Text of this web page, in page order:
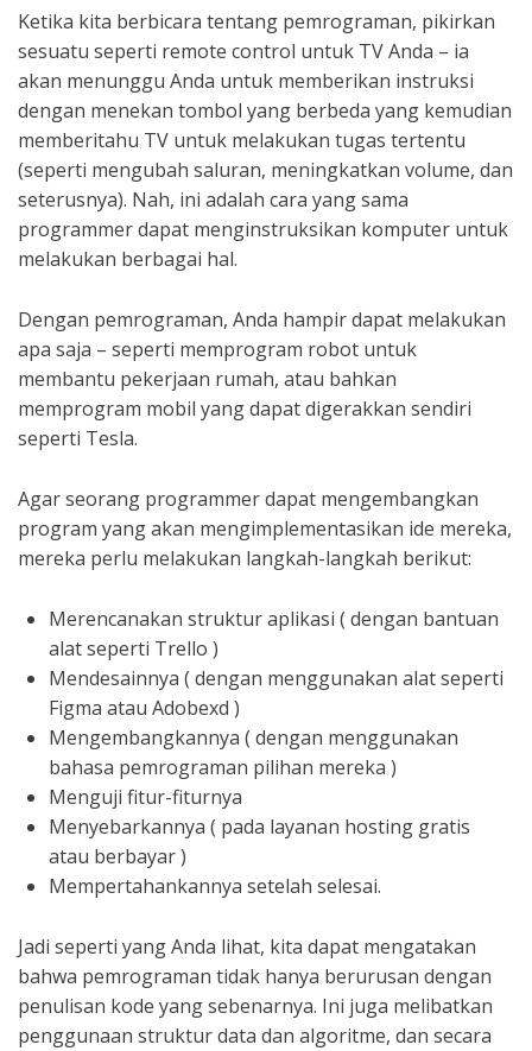
Ketika kita berbicara tentang pemrograman, pikirkan
sesuatu seperti remote control untuk TV Anda – ia
akan menunggu Anda untuk memberikan instruksi
dengan menekan tombol yang berbeda yang kemudian
memberitahu TV untuk melakukan tugas tertentu
(seperti mengubah saluran, meningkatkan volume, dan
seterusnya). Nah, ini adalah cara yang sama
programmer dapat menginstruksikan komputer untuk
melakukan berbagai hal.
Dengan pemrograman, Anda hampir dapat melakukan
apa saja – seperti memprogram robot untuk
membantu pekerjaan rumah, atau bahkan
memprogram mobil yang dapat digerakkan sendiri
seperti Tesla.
Agar seorang programmer dapat mengembangkan
program yang akan mengimplementasikan ide mereka,
mereka perlu melakukan langkah-langkah berikut:
Merencanakan struktur aplikasi ( dengan bantuan
alat seperti Trello )
Mendesainnya ( dengan menggunakan alat seperti
Figma atau Adobexd )
Mengembangkannya ( dengan menggunakan
bahasa pemrograman pilihan mereka )
Menguji fitur-fiturnya
Menyebarkannya ( pada layanan hosting gratis
atau berbayar )
Mempertahankannya setelah selesai.
Jadi seperti yang Anda lihat, kita dapat mengatakan
bahwa pemrograman tidak hanya berurusan dengan
penulisan kode yang sebenarnya. Ini juga melibatkan
penggunaan struktur data dan algoritme, dan secara